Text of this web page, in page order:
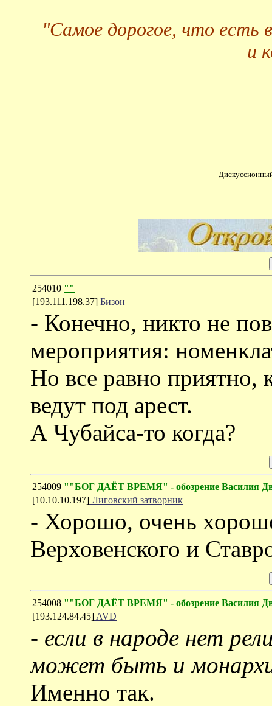
"Самое дорогое, что есть
и
254010 ""
[193.111.198.37] Бизон
- Конечно, никто не
мероприятия:
Но все равно приятно,
ведут под арест.
А Чубайса-то когда?
254009 ""БОГ ДАЁТ ВРЕМЯ" - обозрение Василия
[10.10.10.197] Лиговский затворник
- Хорошо, очень
Верховенского и
254008 ""БОГ ДАЁТ ВРЕМЯ" - обозрение Василия
[193.124.84.45] AVD
- если в народе нет
может быть и
Именно так.